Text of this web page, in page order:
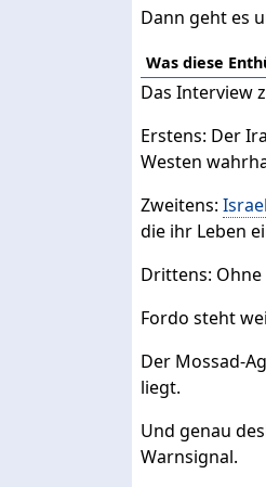
Dann geht es
Was diese
Das Interview
Erstens: Der
Westen
Zweitens:
die ihr Leben
Drittens:
Fordo steht
Der Mossad-
liegt.
Und genau
Warnsignal.